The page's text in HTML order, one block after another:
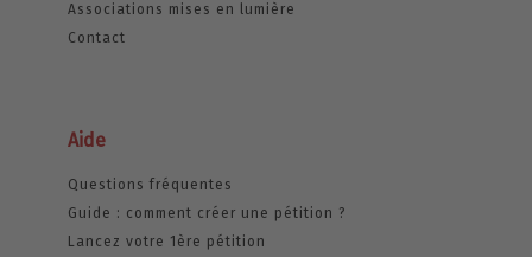
Associations mises en lumière
Contact
Aide
Questions fréquentes
Guide : comment créer une pétition ?
Lancez votre 1ère pétition